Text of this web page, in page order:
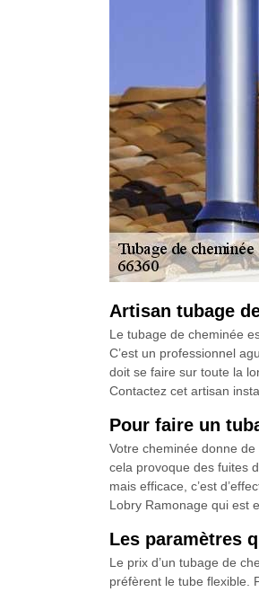
Artisan tubage
Le tubage de cheminée
C’est un professionnel
doit se faire sur toute la
Contactez cet artisan
Pour faire un
Votre cheminée donne
cela provoque des fuites
mais efficace, c’est
Lobry Ramonage qui est
Les paramètres
Le prix d’un tubage de
préfèrent le tube flexible.